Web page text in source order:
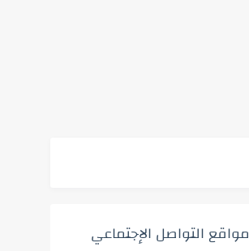
مواقع التواصل الإجتماعي